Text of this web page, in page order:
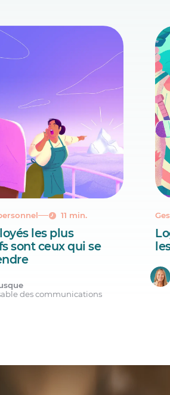
11 min.
les plus
sont ceux qui se
des communications